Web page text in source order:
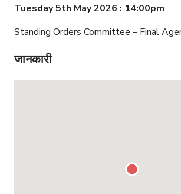
Tuesday 5th May 2026 : 14:00pm
Standing Orders Committee – Final
जानकारी